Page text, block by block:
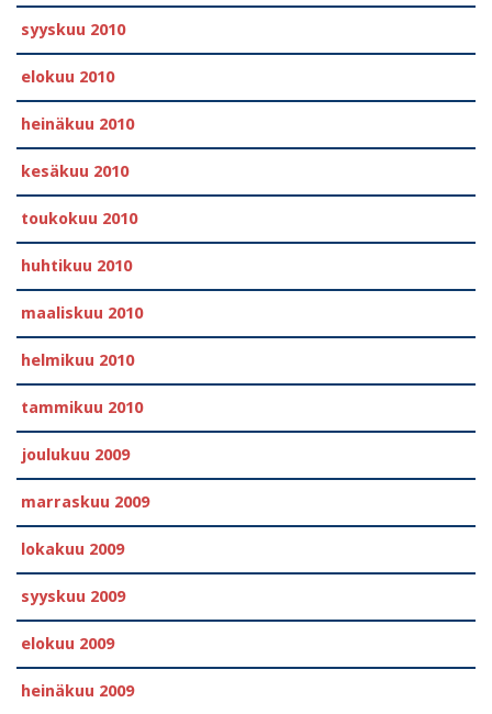
syyskuu 2010
elokuu 2010
heinäkuu 2010
kesäkuu 2010
toukokuu 2010
huhtikuu 2010
maaliskuu 2010
helmikuu 2010
tammikuu 2010
joulukuu 2009
marraskuu 2009
lokakuu 2009
syyskuu 2009
elokuu 2009
heinäkuu 2009